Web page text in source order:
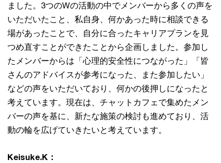
ました。3つのWの活動の中でメンバーから多くの声を
いただいたこと、私自身、何かあった時に相談できる
場があったことで、自分に合ったキャリアプランを見
つめ直すことができたことから企画しました。参加し
たメンバーからは「心理的安全性につながった」「皆
さんのアドバイスが参考になった、また参加したい」
などの声をいただいており、何かの後押しになったと
考えています。現在は、チャットカフェで集めたメン
バーの声を基に、新たな施策の検討も進めており、活
動の輪を広げていきたいと考えています。
Keisuke.K：